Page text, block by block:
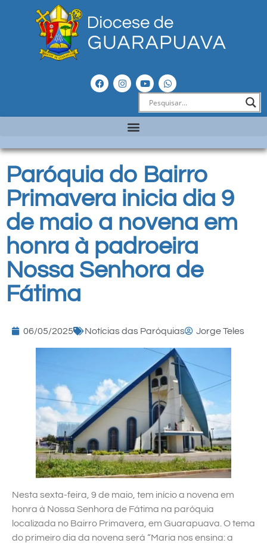
Paróquia do Bairro
Primavera inicia dia 9
de maio a novena em
honra à padroeira
Nossa Senhora de
Fátima
06/05/2025 Notícias das Paróquias Jorge Teles
Nesta sexta-feira, 9 de maio, tem início a novena em
honra à Nossa Senhora de Fátima na paróquia
localizada no Bairro Primavera, em Guarapuava. O tema
do primeiro dia da novena será “Maria nos ensina: a